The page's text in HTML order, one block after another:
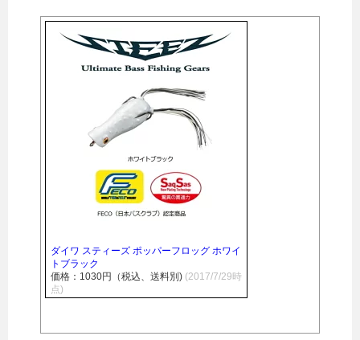
ダイワ スティーズ ポッパーフロッグ ホワイ
トブラック
価格：1030円（税込、送料別) (2017/7/29時
点)